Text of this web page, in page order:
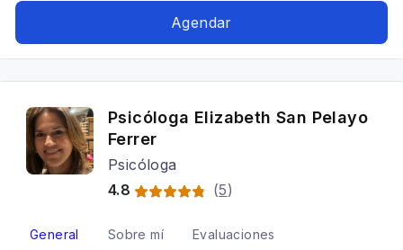
personalidad, Cognitivo conductual, TOC
Agendar
Psicóloga Elizabeth San Pelayo
Ferrer
Psicóloga
4.8
(5)
General Sobre mí Evaluaciones